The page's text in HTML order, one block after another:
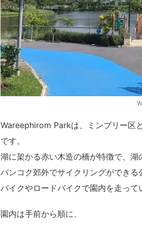
Wareephirom Parkは、ミンブリー区
です。
湖に架かる赤い木造の橋が特徴で、湖
バンコク郊外でサイクリングができ
バイクやロードバイクで園内を走って
園内は手前から順に、